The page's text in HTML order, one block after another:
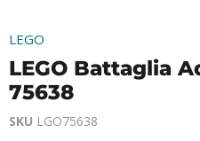
LEGO
LEGO Battaglia
75638
SKU LGO75638